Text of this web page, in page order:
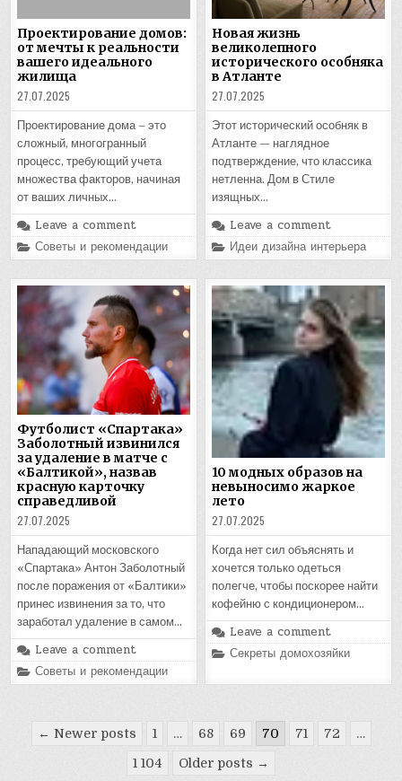
Проектирование домов:
от мечты к реальности
вашего идеального
жилища
27.07.2025
Проектирование дома – это
сложный, многогранный
процесс, требующий учета
множества факторов, начиная
от ваших личных…
Leave a comment
Posted
in
Советы и рекомендации
Новая жизнь
великолепного
исторического особняка
в Атланте
27.07.2025
Этот исторический особняк в
Атланте — наглядное
подтверждение, что классика
нетленна. Дом в Стиле
изящных…
Leave a comment
Posted
in
Идеи дизайна интерьера
Футболист «Спартака»
Заболотный извинился
за удаление в матче с
«Балтикой», назвав
красную карточку
справедливой
27.07.2025
Нападающий московского
«Спартака» Антон Заболотный
после поражения от «Балтики»
принес извинения за то, что
заработал удаление в самом…
Leave a comment
Posted
in
Советы и рекомендации
10 модных образов на
невыносимо жаркое
лето
27.07.2025
Когда нет сил объяснять и
хочется только одеться
полегче, чтобы поскорее найти
кофейню с кондиционером…
Leave a comment
Posted
Секреты домохозяйки
Пагинация
← Newer posts 1 … 68 69 70 71 72 …
1 104 Older posts →